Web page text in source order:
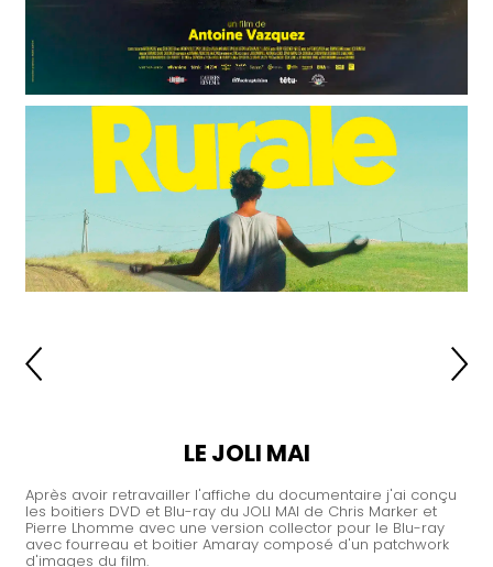
LE JOLI MAI
Après avoir retravailler l'affiche du documentaire j'ai conçu
les boitiers DVD et Blu-ray du JOLI MAI de Chris Marker et
Pierre Lhomme avec une version collector pour le Blu-ray
avec fourreau et boitier Amaray composé d'un patchwork
d'images du film.